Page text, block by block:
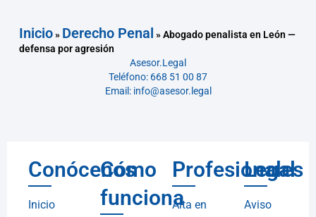
Inicio» Derecho Penal »Abogado penalista en León —
defensa por agresión
Asesor.Legal
Teléfono: 668 51 00 87
Email: info@asesor.legal
Conócenos
Inicio
Cómo
funciona
Profesionales
Alta en
Legal
Aviso